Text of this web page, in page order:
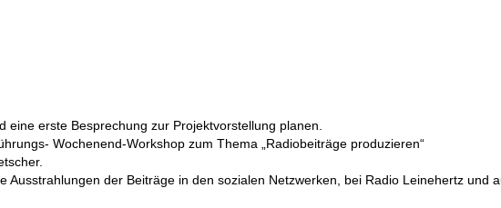
erste Besprechung zur Projektvorstellung planen.
Wochenend-Workshop zum Thema „Radiobeiträge produzieren“
Ausstrahlungen der Beiträge in den sozialen Netzwerken, bei Radio Leinehertz und